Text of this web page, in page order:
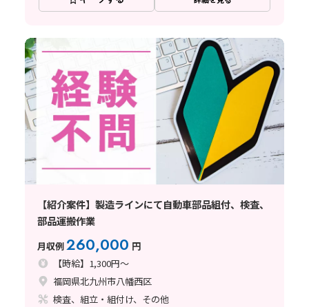
【紹介案件】製造ラインにて自動車部品組付、検査、
部品運搬作業
月収例260,000 円
【時給】1,300円～
福岡県北九州市八幡西区
検査、組立・組付け、その他